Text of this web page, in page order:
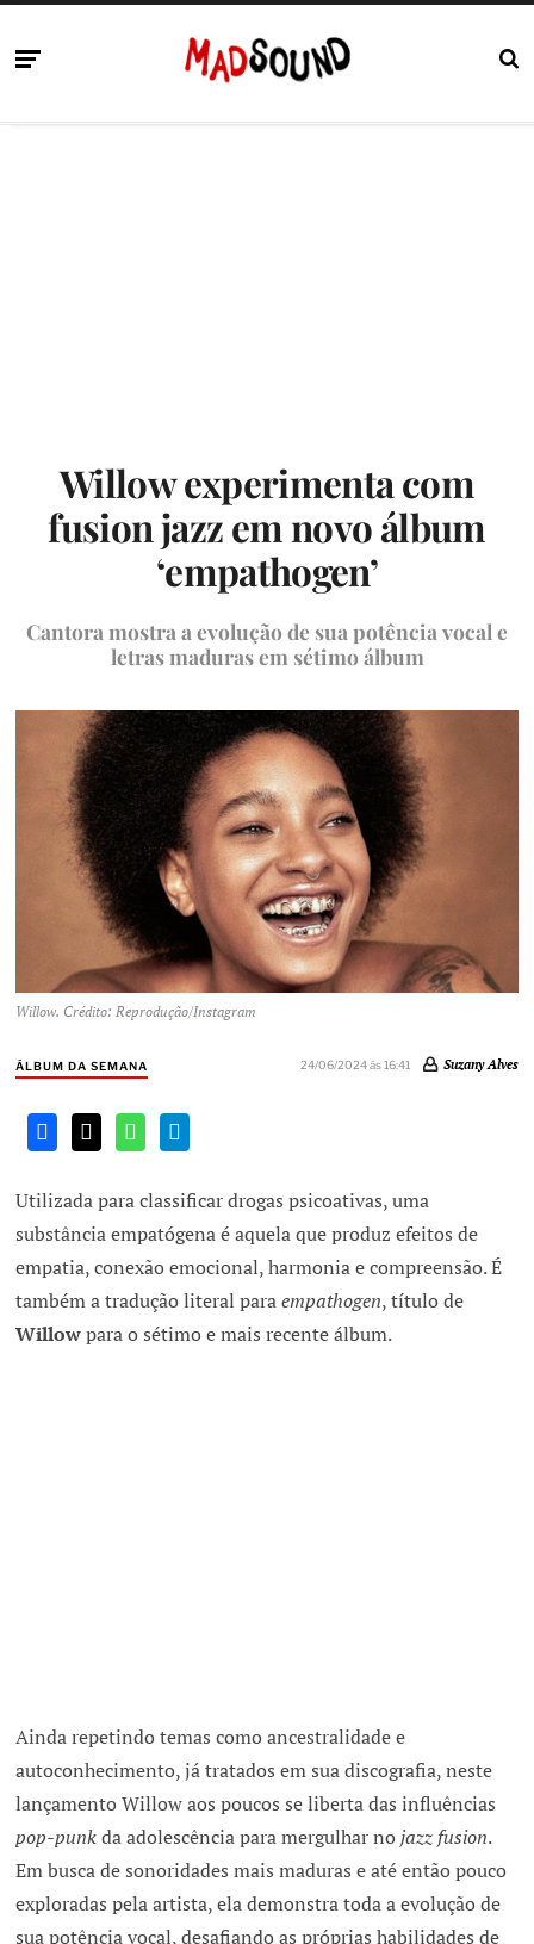
Willow experimenta com
fusion jazz em novo álbum
‘empathogen’
Cantora mostra a evolução de sua potência vocal e
letras maduras em sétimo álbum
Willow. Crédito: Reprodução/Instagram
ÁLBUM DA SEMANA 24/06/2024 às 16:41 Suzany Alves
Utilizada para classificar drogas psicoativas, uma
substância empatógena é aquela que produz efeitos de
empatia, conexão emocional, harmonia e compreensão. É
também a tradução literal paraempathogen, título de
Willowpara o sétimo e mais recente álbum.
Ainda repetindo temas como ancestralidade e
autoconhecimento, já tratados em sua discografia, neste
lançamento Willow aos poucos se liberta das influências
pop-punkda adolescência para mergulhar nojazz fusion.
Em busca de sonoridades mais maduras e até então pouco
exploradas pela artista, ela demonstra toda a evolução de
sua potência vocal, desafiando as próprias habilidades de